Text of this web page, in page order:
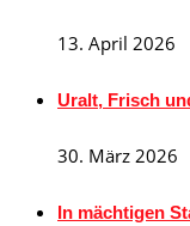
13. April 2026
Uralt, Frisch
30. März 2026
In mächtigen